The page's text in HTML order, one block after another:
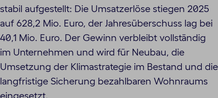
stabil aufgestellt: Die Umsatzerlöse stiegen 2025
auf 628,2 Mio. Euro, der Jahresüberschuss lag bei
40,1 Mio. Euro. Der Gewinn verbleibt vollständig
im Unternehmen und wird für Neubau, die
Umsetzung der Klimastrategie im Bestand und die
langfristige Sicherung bezahlbaren Wohnraums
eingesetzt.